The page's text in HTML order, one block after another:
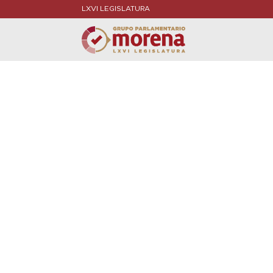
LXVI LEGISLATURA